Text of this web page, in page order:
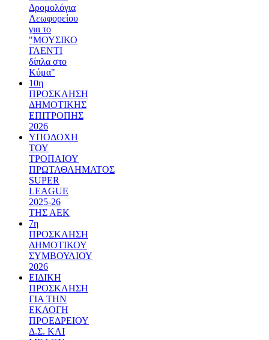
Δρομολόγια
Λεωφορείου
για το
"ΜΟΥΣΙΚΟ
ΓΛΕΝΤΙ
δίπλα στο
Κύμα"
10η
ΠΡΟΣΚΛΗΣΗ
ΔΗΜΟΤΙΚΗΣ
ΕΠΙΤΡΟΠΗΣ
2026
ΥΠΟΔΟΧΗ
ΤΟΥ
ΤΡΟΠΑΙΟΥ
ΠΡΩΤΑΘΛΗΜΑΤΟΣ
SUPER
LEAGUE
2025-26
ΤΗΣ ΑΕΚ
7η
ΠΡΟΣΚΛΗΣΗ
ΔΗΜΟΤΙΚΟΥ
ΣΥΜΒΟΥΛΙΟΥ
2026
ΕΙΔΙΚΗ
ΠΡΟΣΚΛΗΣΗ
ΓΙΑ ΤΗΝ
ΕΚΛΟΓΗ
ΠΡΟΕΔΡΕΙΟΥ
Δ.Σ. ΚΑΙ